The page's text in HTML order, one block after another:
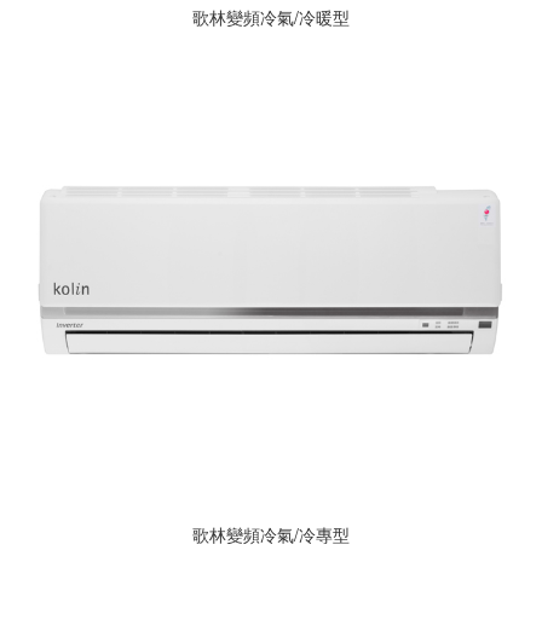
歌林變頻冷氣/冷暖型
歌林變頻冷氣/冷專型